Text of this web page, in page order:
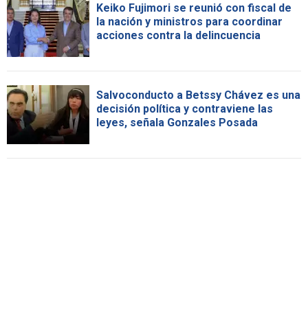
Keiko Fujimori se reunió con fiscal de
la nación y ministros para coordinar
acciones contra la delincuencia
Salvoconducto a Betssy Chávez es una
decisión política y contraviene las
leyes, señala Gonzales Posada